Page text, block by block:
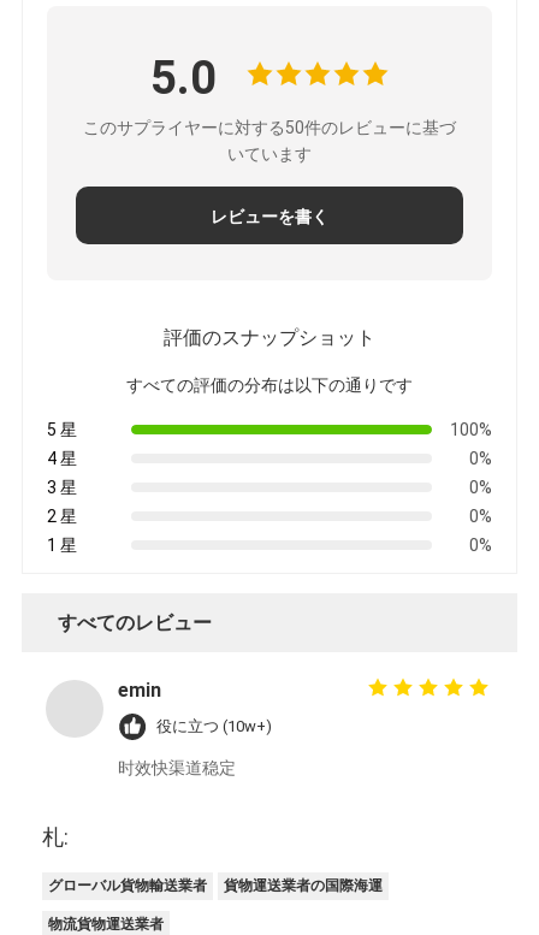
5.0
このサプライヤーに対する50件のレビューに基づ
いています
レビューを書く
評価のスナップショット
すべての評価の分布は以下の通りです
5 星
100%
4 星
0%
3 星
0%
2 星
0%
1 星
0%
すべてのレビュー
emin
役に立つ (10w+)
时效快渠道稳定
札:
グローバル貨物輸送業者 貨物運送業者の国際海運
物流貨物運送業者